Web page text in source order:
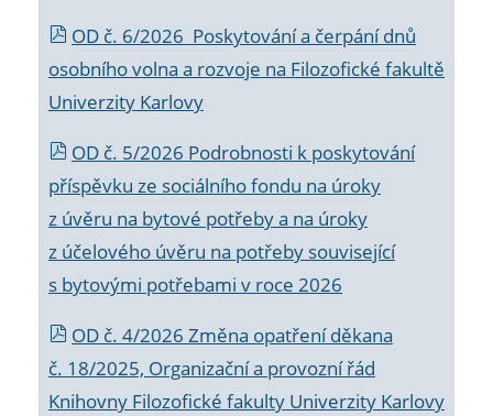
OD č. 6/2026 Poskytování a čerpání dnů
osobního volna a rozvoje na Filozofické fakultě
Univerzity Karlovy
OD č. 5/2026 Podrobnosti k poskytování
příspěvku ze sociálního fondu na úroky
z úvěru na bytové potřeby a na úroky
z účelového úvěru na potřeby související
s bytovými potřebami v roce 2026
OD č. 4/2026 Změna opatření děkana
č. 18/2025, Organizační a provozní řád
Knihovny Filozofické fakulty Univerzity Karlovy